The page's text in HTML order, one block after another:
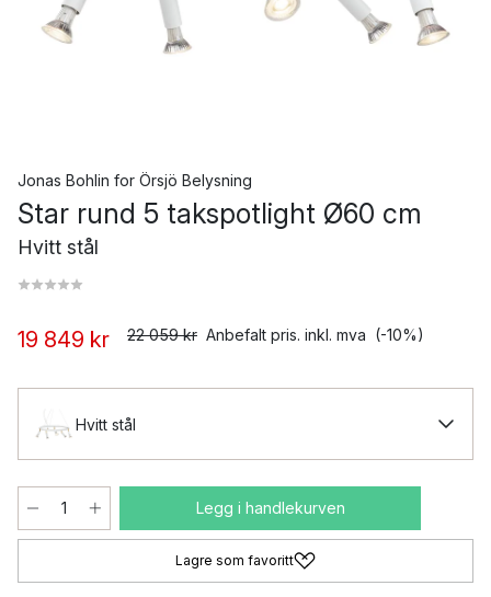
Jonas Bohlin for Örsjö Belysning
Star rund 5 takspotlight Ø60 cm
Hvitt stål
19 849 kr 22 059 kr Anbefalt pris. inkl. mva (-10%)
Hvitt stål
Legg i handlekurven
Lagre som favoritt